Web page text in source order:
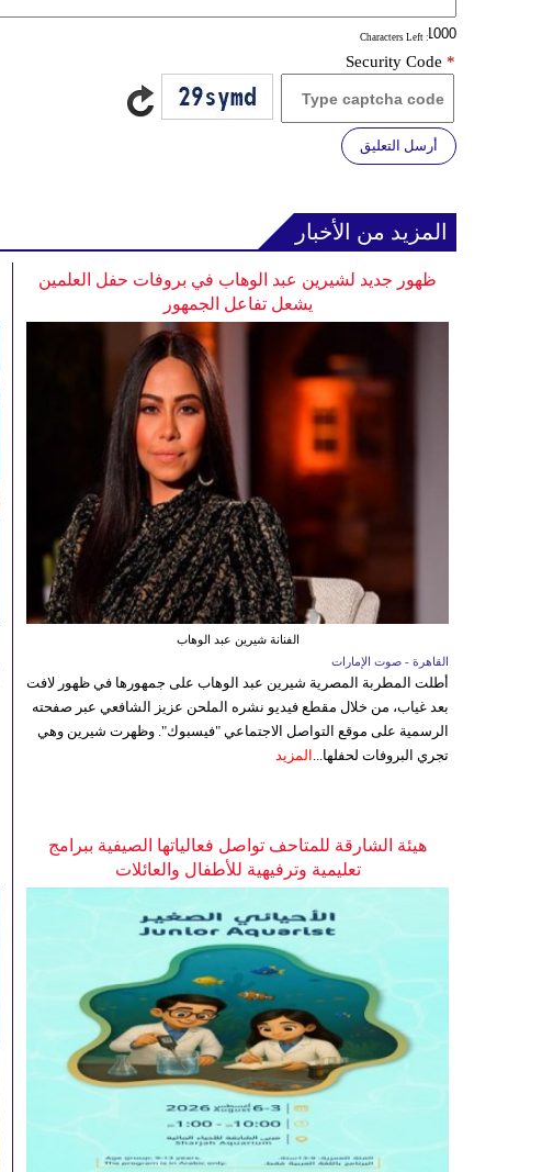
: Characters Left
Security Code *
أرسل التعليق
المزيد من الأخبار
ظهور جديد لشيرين عبد الوهاب في بروفات حفل العلمين
يشعل تفاعل الجمهور
الفنانة شيرين عبد الوهاب
القاهرة - صوت الإمارات
أطلت المطربة المصرية شيرين عبد الوهاب على جمهورها في ظهور لافت
بعد غياب، من خلال مقطع فيديو نشره الملحن عزيز الشافعي عبر صفحته
الرسمية على موقع التواصل الاجتماعي "فيسبوك". وظهرت شيرين وهي
تجري البروفات لحفلها... المزيد
هيئة الشارقة للمتاحف تواصل فعالياتها الصيفية ببرامج
تعليمية وترفيهية للأطفال والعائلات